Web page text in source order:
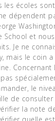
les écoles
dépendent
School et
Je ne
mais le coin
Concernant
pas
le
de
la note